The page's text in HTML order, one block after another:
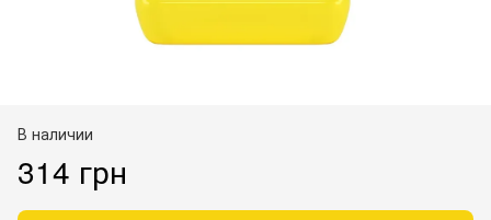
В наличии
314 грн